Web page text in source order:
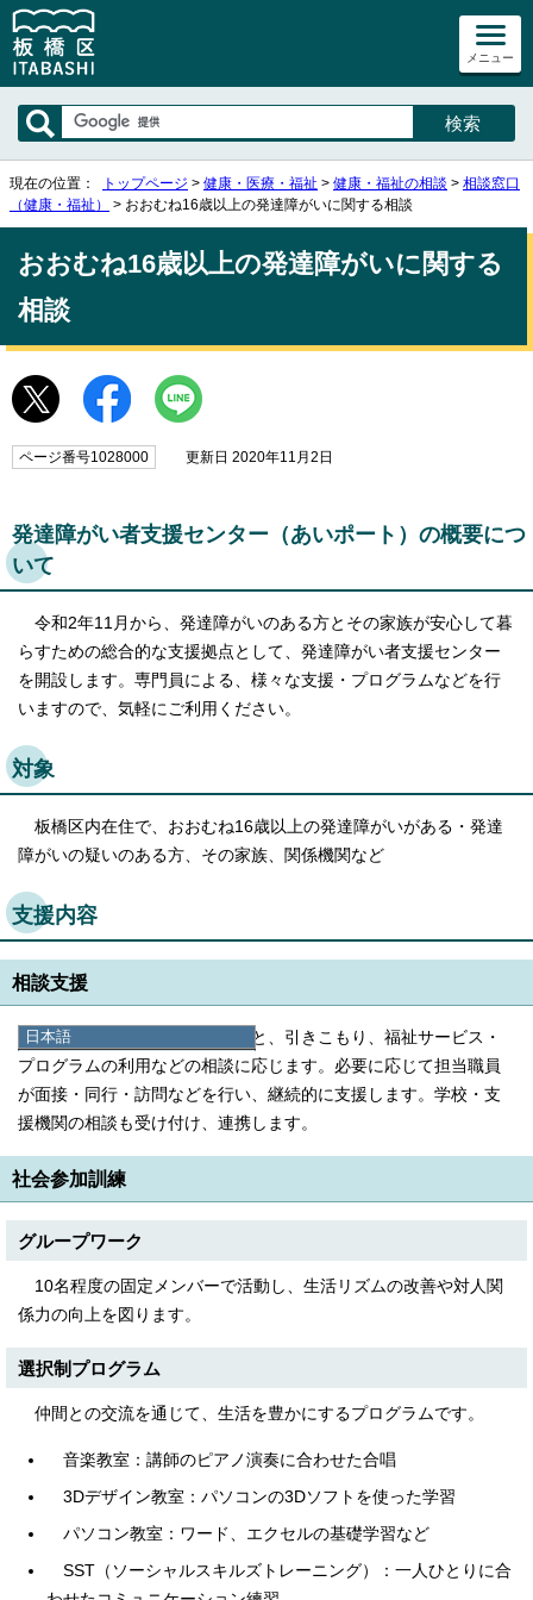
メニュー
日本語
日本語
English
한국어
简体中文
現在の位置： トップページ > 健康・医療・福祉 > 健康・福祉の相談 > 相談窓口
（健康・福祉）
> おおむね16歳以上の発達障がいに関する相談
おおむね16歳以上の発達障がいに関する
相談
ページ番号1028000 更新日 2020年11月2日
発達障がい者支援センター（あいポート）の概要につ
いて
令和2年11月から、発達障がいのある方とその家族が安心して暮
らすための総合的な支援拠点として、発達障がい者支援センター
を開設します。専門員による、様々な支援・プログラムなどを行
いますので、気軽にご利用ください。
対象
板橋区内在住で、おおむね16歳以上の発達障がいがある・発達
障がいの疑いのある方、その家族、関係機関など
支援内容
相談支援
日常生活・対人関係の困りごと、引きこもり、福祉サービス・
プログラムの利用などの相談に応じます。必要に応じて担当職員
が面接・同行・訪問などを行い、継続的に支援します。学校・支
援機関の相談も受け付け、連携します。
社会参加訓練
グループワーク
10名程度の固定メンバーで活動し、生活リズムの改善や対人関
係力の向上を図ります。
選択制プログラム
仲間との交流を通じて、生活を豊かにするプログラムです。
音楽教室：講師のピアノ演奏に合わせた合唱
3Dデザイン教室：パソコンの3Dソフトを使った学習
パソコン教室：ワード、エクセルの基礎学習など
SST（ソーシャルスキルズトレーニング）：一人ひとりに合